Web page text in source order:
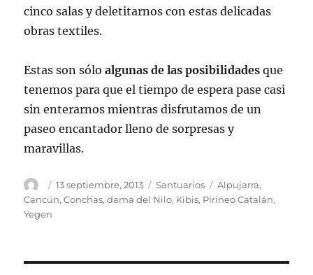
cinco salas y deletitarnos con estas delicadas
obras textiles.
Estas son sóloalgunas de las posibilidades que
tenemos para que el tiempo de espera pase casi
sin enterarnos mientras disfrutamos de un
paseo encantador lleno de sorpresas y
maravillas.
Autor
Publicado
el
13 septiembre, 2013 Categorías
Santuarios Etiquetas
Alpujarra,
Cancún,Conchas,dama del Nilo, Kibis, Pirineo Catalán,
Yegen